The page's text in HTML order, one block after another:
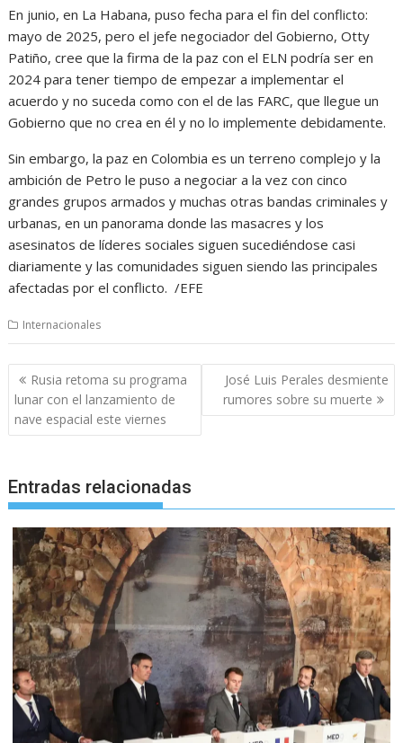
En junio, en La Habana, puso fecha para el fin del conflicto:
mayo de 2025, pero el jefe negociador del Gobierno, Otty
Patiño, cree que la firma de la paz con el ELN podría ser en
2024 para tener tiempo de empezar a implementar el
acuerdo y no suceda como con el de las FARC, que llegue un
Gobierno que no crea en él y no lo implemente debidamente.
Sin embargo, la paz en Colombia es un terreno complejo y la
ambición de Petro le puso a negociar a la vez con cinco
grandes grupos armados y muchas otras bandas criminales y
urbanas, en un panorama donde las masacres y los
asesinatos de líderes sociales siguen sucediéndose casi
diariamente y las comunidades siguen siendo las principales
afectadas por el conflicto. /EFE
Internacionales
Navegación
de
entradas
Rusia retoma su programa
lunar con el lanzamiento de
nave espacial este viernes
José Luis Perales desmiente
rumores sobre su muerte
Entradas relacionadas